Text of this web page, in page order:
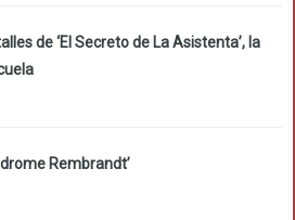
de ‘El Secreto de La Asistenta’, la
Rembrandt’